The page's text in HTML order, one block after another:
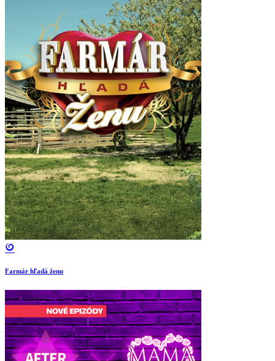
Farmár hľadá ženu